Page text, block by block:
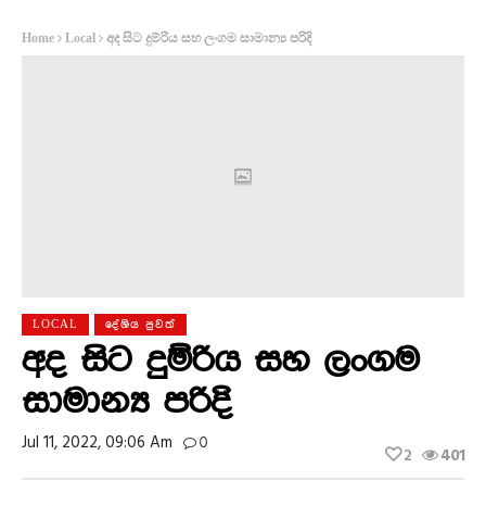
Home Local අද සිට දුම්රිය සහ ලංගම සාමාන්‍ය පරිදි
LOCAL දේශිය පුවත්
අද සිට දුම්රිය සහ ලංගම
සාමාන්‍ය පරිදි
Jul 11, 2022, 09:06 Am 0 401
2